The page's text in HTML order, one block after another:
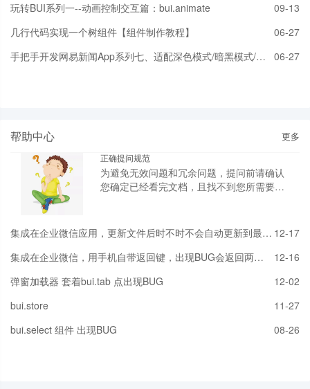
玩转BUI系列一--动画控制交互篇：bui.animate
09-13
几行代码实现一个树组件【组件制作教程】
06-27
手把手开发网易新闻App系列七、适配深色模式/暗黑模式/夜间模式/换肤
06-27
帮助中心 更多
正确提问规范
为避免无效问题和冗余问题，提问前请确认
您确定已经看完文档，且找不到您所需要的
的问题；您确定已经按您的尝试无法解决问
题；
集成在企业微信应用，更新文件后时不时不会自动更新到最新的版本HTML或JS，需清楚企业微信缓存并退出才可以 12-17
集成在企业微信，用手机自带返回键，出现BUG会返回两次上次页面
12-16
弹窗加载器 套着bui.tab 点出现BUG
12-02
bui.store
11-27
bui.select 组件 出现BUG
08-26